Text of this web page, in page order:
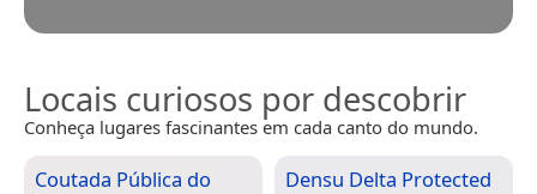
Locais curiosos por descobrir
Conheça lugares fascinantes em cada canto do mundo.
Coutada Pública do
Densu Delta Protected